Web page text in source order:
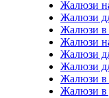
Жалюзи
Жалюзи
Жалюзи в
Жалюзи
Жалюзи
Жалюзи
Жалюзи в
Жалюзи в